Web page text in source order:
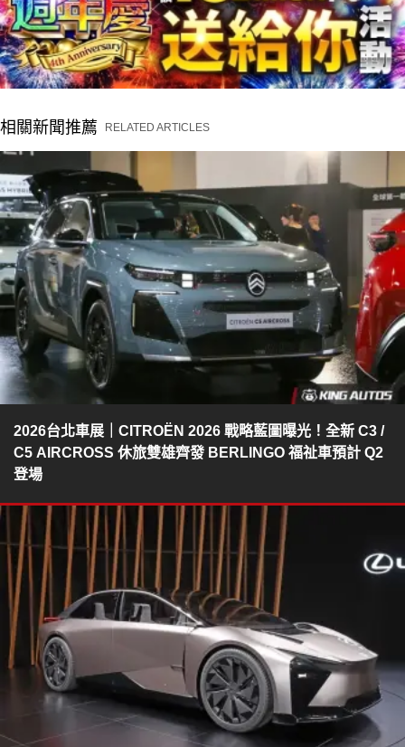
相關新聞推薦 RELATED ARTICLES
2026台北車展｜CITROËN 2026 戰略藍圖曝光！全新 C3 /
C5 AIRCROSS 休旅雙雄齊發 BERLINGO 福祉車預計 Q2
登場